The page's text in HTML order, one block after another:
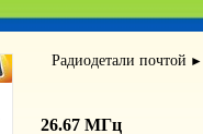
Радиодетали почтой ►
26.67 МГц